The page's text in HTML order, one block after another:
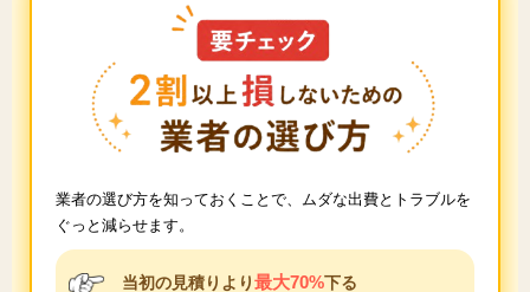
業者の選び方を知っておくことで、ムダな出費とトラブルを
ぐっと減らせます。
当初の見積りより最大70%下る